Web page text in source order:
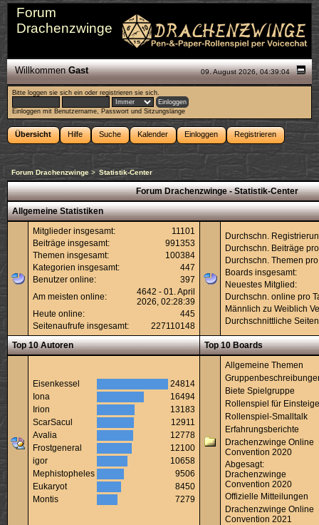
Forum
Drachenzwinge
09. August 2026, 04:39:04
WillkommenGast
Bitte loggen sie sich ein oderregistrieren sie sich.
Einloggen mit Benutzername, Passwort und Sitzungslänge
Übersicht Hilfe Suche Kalender Einloggen Registrieren
Forum Drachenzwinge > Statistik-Center
Forum Drachenzwinge - Statistik-Center
Allgemeine Statistiken
Mitglieder insgesamt:
11101
Beiträge insgesamt:
991353
Themen insgesamt:
100384
Kategorien insgesamt:
447
Benutzer online:
397
Am meisten online:
4642 - 01. April
2026, 02:28:39
Heute online:
445
Seitenaufrufe insgesamt:
227110148
Durchschn.
Durchschn. Beiträge
Durchschn. Themen
Boards insgesamt:
Neuestes Mitglied:
Durchschn. online pro
Männlich zu Weiblich
Durchschnittliche
Top 10 Autoren Top 10 Boards
Eisenkessel
24814
Iona
16494
Irion
13183
ScarSacul
12911
Avalia
12778
Frostgeneral
12100
igor
10658
Mephistopheles
9506
Eukaryot
8450
Montis
7279
Allgemeine Themen
Biete Spielgruppe
Rollenspiel für
Rollenspiel-Smalltalk
Erfahrungsberichte
Drachenzwinge Online
Convention 2020
Abgesagt:
Drachenzwinge
Convention 2020
Offizielle Mitteilungen
Drachenzwinge Online
Convention 2021